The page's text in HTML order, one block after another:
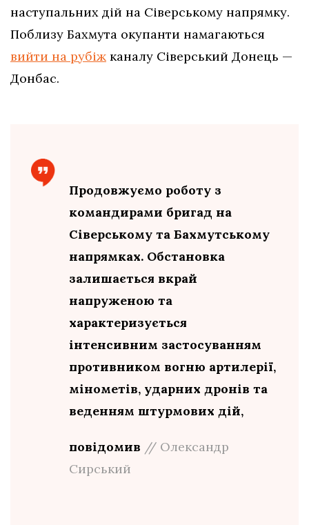
наступальних дій на Сіверському напрямку.
Поблизу Бахмута окупанти намагаються
вийти на рубіж каналу Сіверський Донець —
Донбас.
Продовжуємо роботу з
командирами бригад на
Сіверському та Бахмутському
напрямках. Обстановка
залишається вкрай
напруженою та
характеризується
інтенсивним застосуванням
противником вогню артилерії,
мінометів, ударних дронів та
веденням штурмових дій,
повідомив // Олександр
Сирський